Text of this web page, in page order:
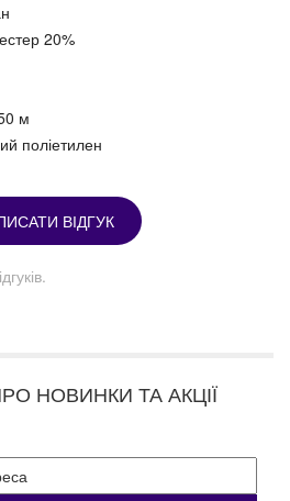
20%
м
поліетилен
ВІДГУК
НОВИНКИ ТА АКЦІЇ